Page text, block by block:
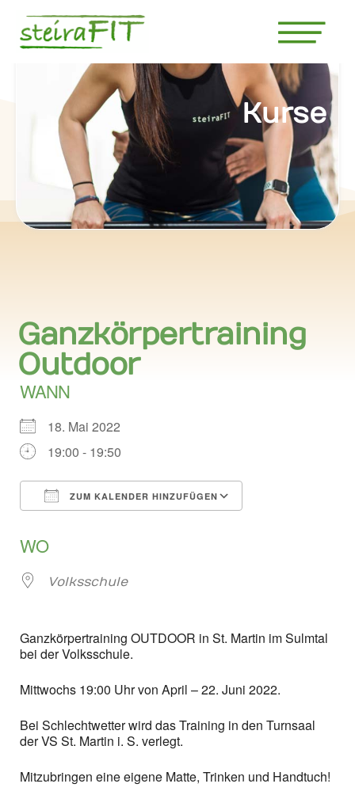
Kurse
Ganzkörpertraining
Outdoor
WANN
18. Mai 2022
19:00 - 19:50
ZUM KALENDER HINZUFÜGEN
WO
Volksschule
Ganzkörpertraining OUTDOOR in St. Martin im Sulmtal
bei der Volksschule.
Mittwochs 19:00 Uhr von April – 22. Juni 2022.
Bei Schlechtwetter wird das Training in den Turnsaal
der VS St. Martin i. S. verlegt.
Mitzubringen eine eigene Matte, Trinken und Handtuch!